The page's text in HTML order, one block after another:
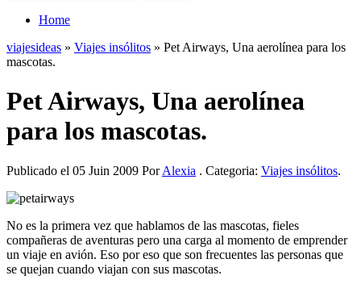
Home
viajesideas » Viajes insólitos » Pet Airways, Una aerolínea para los
mascotas.
Pet Airways, Una aerolínea
para los mascotas.
Publicado el 05 Juin 2009 PorAlexia . Categoria: Viajes insólitos.
No es la primera vez que hablamos de las mascotas, fieles
compañeras de aventuras pero una carga al momento de emprender
un viaje en avión. Eso por eso que son frecuentes las personas que
se quejan cuando viajan con sus mascotas.